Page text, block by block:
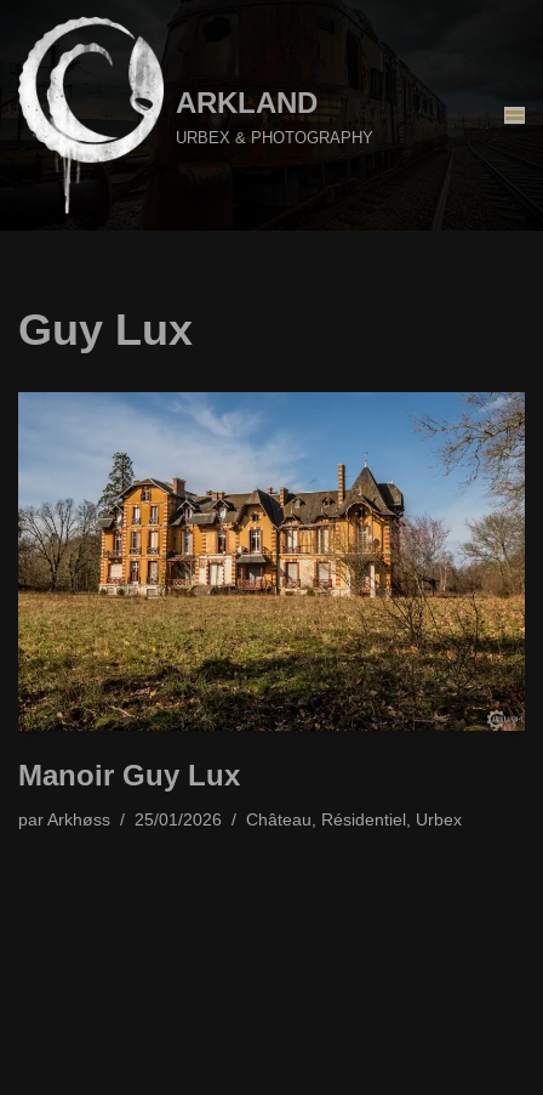
Aller
au
contenu
ARKLAND
URBEX & PHOTOGRAPHY
Guy Lux
Manoir Guy Lux
par Arkhøss 25/01/2026 Château Résidentiel Urbex